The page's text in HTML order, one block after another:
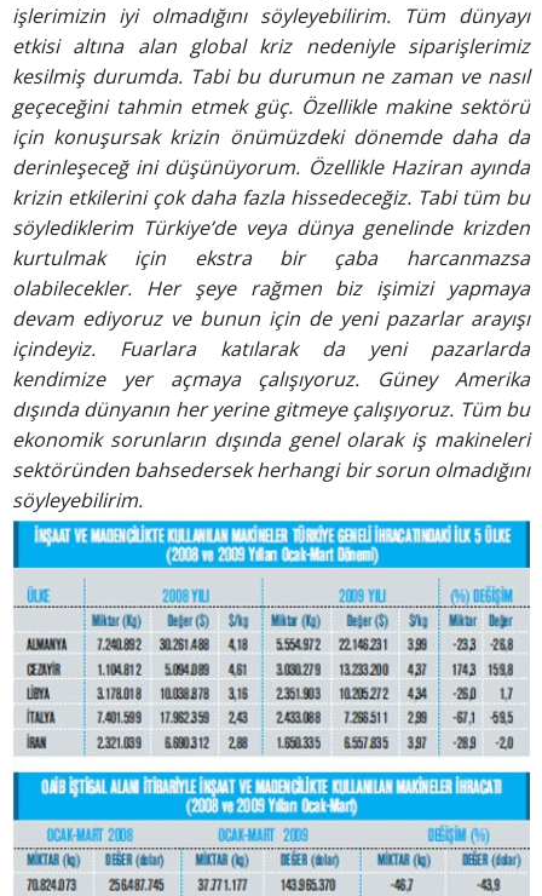
işlerimizin iyi olmadığını söyleyebilirim. Tüm dünyayı
etkisi altına alan global kriz nedeniyle siparişlerimiz
kesilmiş durumda. Tabi bu durumun ne zaman ve nasıl
geçeceğini tahmin etmek güç. Özellikle makine sektörü
için konuşursak krizin önümüzdeki dönemde daha da
derinleşeceğ ini düşünüyorum. Özellikle Haziran ayında
krizin etkilerini çok daha fazla hissedeceğiz. Tabi tüm bu
söylediklerim Türkiye’de veya dünya genelinde krizden
kurtulmak için ekstra bir çaba
harcanmazsa
olabilecekler. Her şeye rağmen biz işimizi yapmaya
devam ediyoruz ve bunun için de yeni pazarlar arayışı
içindeyiz. Fuarlara katılarak da
yeni pazarlarda
kendimize yer
açmaya çalışıyoruz. Güney Amerika
dışında dünyanın her yerine gitmeye çalışıyoruz. Tüm bu
ekonomik sorunların dışında genel olarak iş makineleri
sektöründen bahsedersek herhangi bir sorun olmadığını
söyleyebilirim.